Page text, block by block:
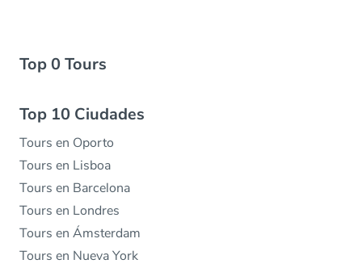
Top 0 Tours
Top 10 Ciudades
Tours en Oporto
Tours en Lisboa
Tours en Barcelona
Tours en Londres
Tours en Ámsterdam
Tours en Nueva York